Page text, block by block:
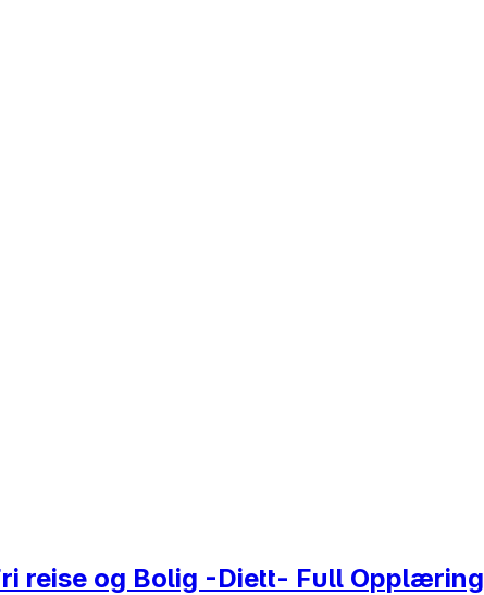
reise og Bolig -Diett- Full Opplæring